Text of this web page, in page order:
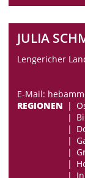
JULIA
Lengericher
E-Mail:
REGIONEN